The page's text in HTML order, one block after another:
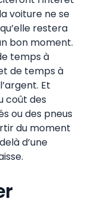
voiture ne se
restera
bon moment.
temps à
de temps à
Et
coût des
ou des pneus
du moment
d’une